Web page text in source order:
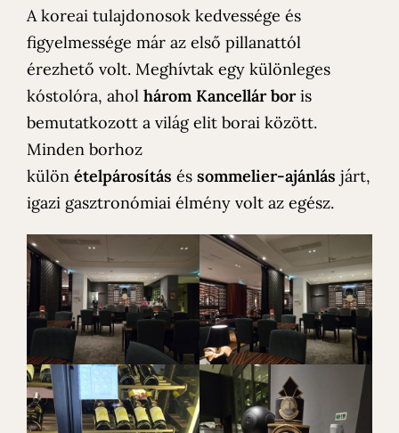
A koreai tulajdonosok kedvessége és
figyelmessége már az első pillanattól
érezhető volt. Meghívtak egy különleges
kóstolóra, ahol három Kancellár boris
bemutatkozott a világ elit borai között.
Minden borhoz
külön ételpárosítás és sommelier-ajánlás járt,
igazi gasztronómiai élmény volt az egész.